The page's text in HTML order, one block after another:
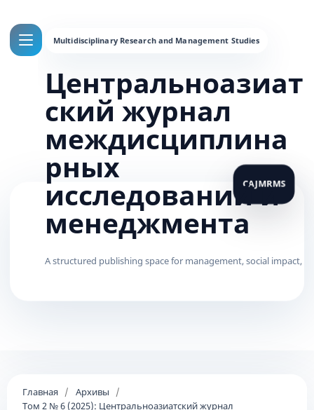
Центральноазиат
ский журнал
междисциплина
рных
исследований и
менеджмента
Главная / Архивы
/
Том 2 № 6 (2025): Центральноазиатский журнал